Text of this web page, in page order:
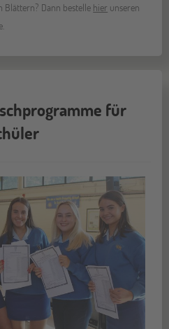
Blättern? Dann bestelle hier unseren
für